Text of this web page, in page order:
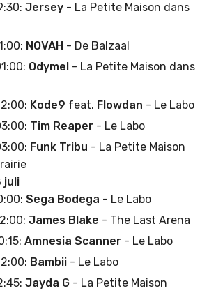
Jersey - La Petite Maison dans
NOVAH - De Balzaal
Odymel - La Petite Maison dans
Kode9 feat. Flowdan - Le Labo
Tim Reaper - Le Labo
Funk Tribu - La Petite Maison
juli
Sega Bodega - Le Labo
James Blake - The Last Arena
Amnesia Scanner - Le Labo
Bambii - Le Labo
Jayda G - La Petite Maison